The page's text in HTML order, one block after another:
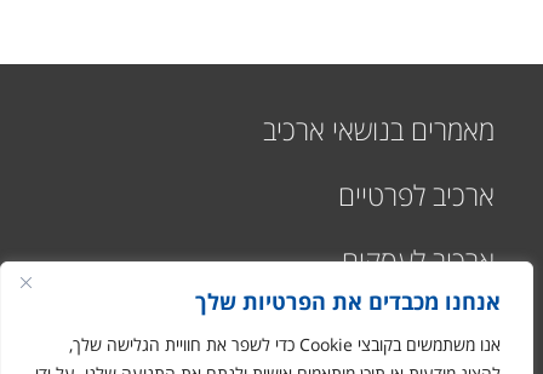
אנחנו מכבדים את הפרטיות שלך
אנו משתמשים בקובצי Cookie כדי לשפר את חוויית הגלישה שלך,
מאמרים בנושאי ארכיב
ארכיב לפרטיים
ארכיב לעסקים